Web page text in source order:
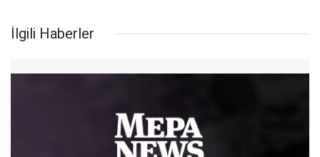
İlgili Haberler